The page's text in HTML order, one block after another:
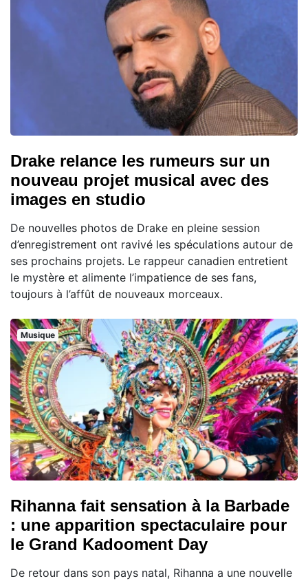
Drake relance les rumeurs sur un
nouveau projet musical avec des
images en studio
De nouvelles photos de Drake en pleine session
d’enregistrement ont ravivé les spéculations autour de
ses prochains projets. Le rappeur canadien entretient
le mystère et alimente l’impatience de ses fans,
toujours à l’affût de nouveaux morceaux.
Musique
Rihanna fait sensation à la Barbade
: une apparition spectaculaire pour
le Grand Kadooment Day
De retour dans son pays natal, Rihanna a une nouvelle